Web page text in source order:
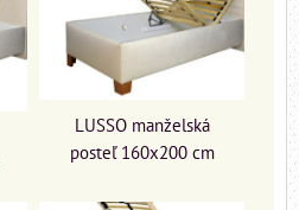
LUSSO manželská
posteľ 160x200 cm